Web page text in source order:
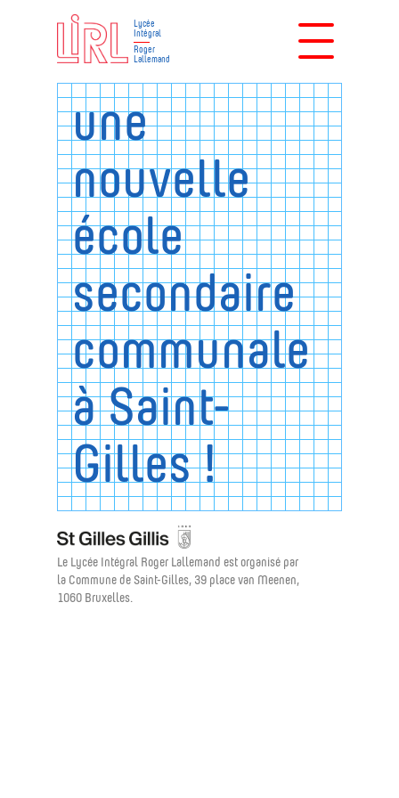
Lycée
Intégral
Roger
Lallemand
une
nouvelle
école
secondaire
communale
à Saint-
Gilles !
Le Lycée Intégral Roger Lallemand est organisé par
la Commune de Saint-Gilles, 39 place van Meenen,
1060 Bruxelles.